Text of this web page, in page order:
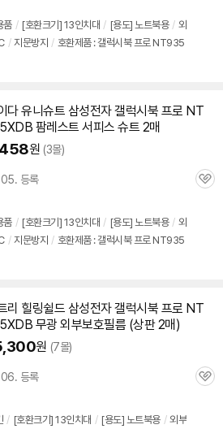
품 / [호환크기] 13인치대 / [용도] 노트북용 / 외
/ 지문방지 / 호환제품 : 갤럭시북 프로 NT935
다 유니슈트 삼성전자 갤럭시북 프로 NT
팜레스트 서피스 슈트 2매
원 (3몰)
등록
관
품 / [호환크기] 13인치대 / [용도] 노트북용 / 외
/ 지문방지 / 호환제품 : 갤럭시북 프로 NT935
리 힐링쉴드 삼성전자 갤럭시북 프로 NT
무광 외부보호필름 (상판 2매)
원 (7몰)
등록
관
/ [호환크기] 13인치대 / [용도] 노트북용 / 외부